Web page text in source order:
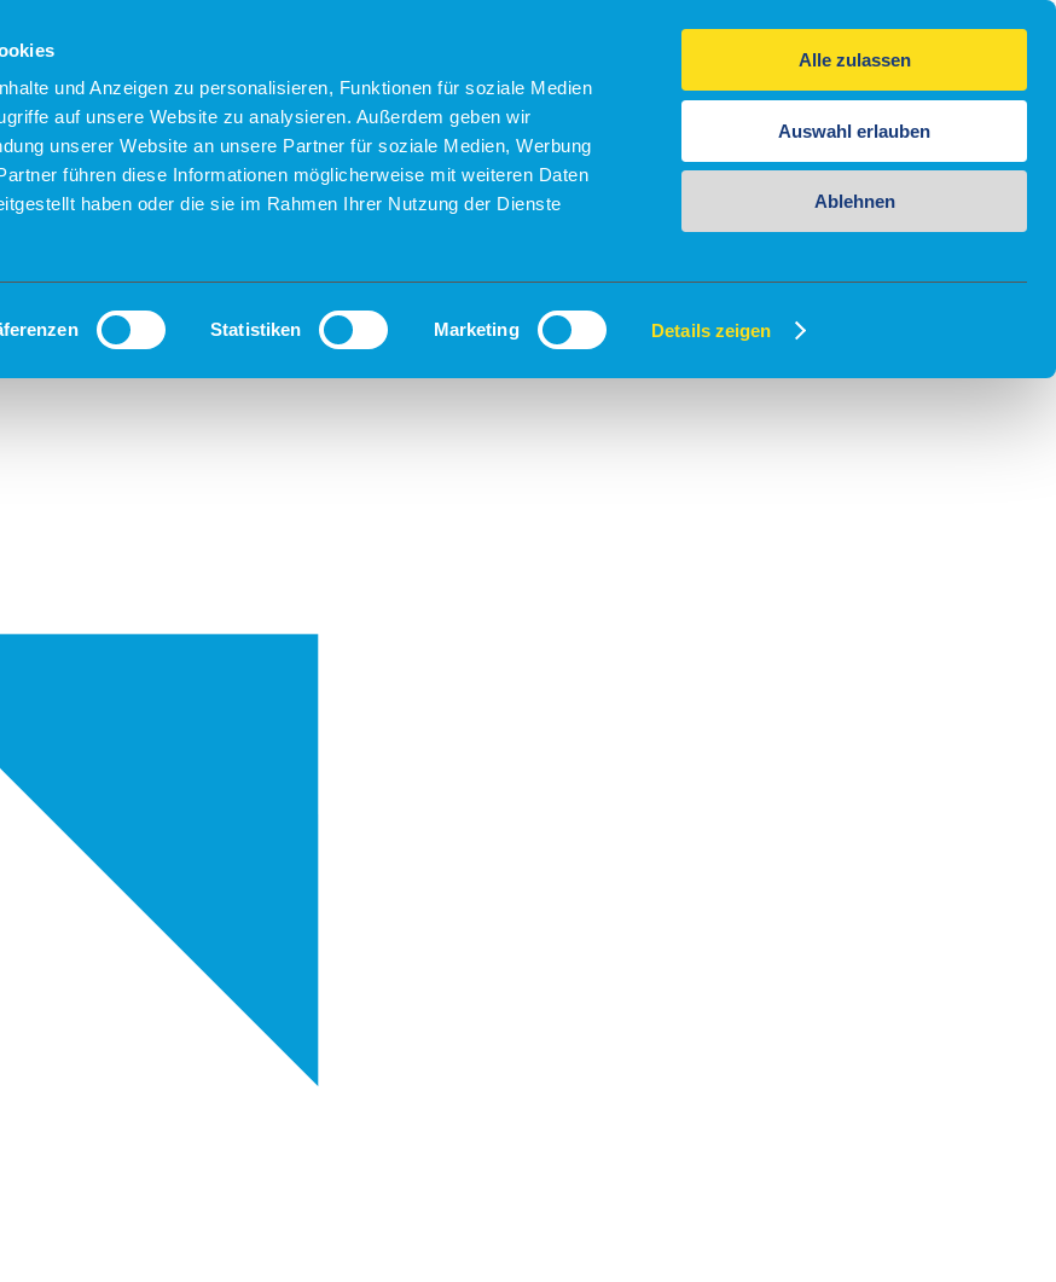
und Anzeigen zu personalisieren, Funktionen für soziale Medien
auf unsere Website zu analysieren. Außerdem geben wir
unserer Website an unsere Partner für soziale Medien, Werbung
führen diese Informationen möglicherweise mit weiteren Daten
haben oder die sie im Rahmen Ihrer Nutzung der Dienste
Statistiken Marketing Details zeigen
Alle zulassen
Auswahl erlauben
Ablehnen